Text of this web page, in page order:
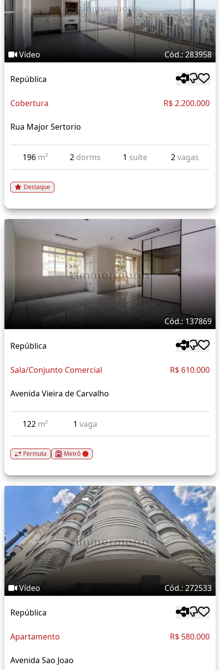
Vídeo Cód.: 283958
República
Cobertura R$ 2.200.000
Rua Major Sertorio
196 m² 2 dorms 1 suíte 2vagas
Destaque
Cód.: 137869
República
Sala/Conjunto Comercial R$ 610.000
Avenida Vieira de Carvalho
122 m² 1 vaga
Permuta Metrô
Vídeo Cód.: 272533
República
Apartamento R$ 580.000
Avenida Sao Joao